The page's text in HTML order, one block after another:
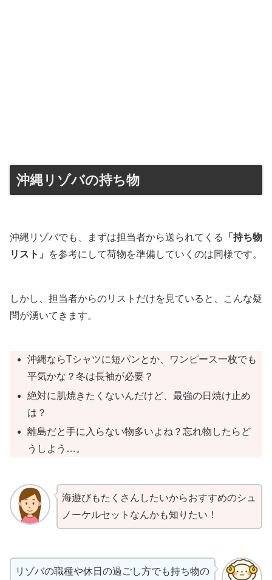
沖縄リゾバの持ち物
沖縄リゾバでも、まずは担当者から送られてくる
「持ち物
リスト」
を参考にして荷物を準備していくのは同様です。
しかし、担当者からのリストだけを見ていると、こんな疑
問が湧いてきます。
沖縄ならTシャツに短パンとか、ワンピース一枚でも
平気かな？冬は長袖が必要？
絶対に肌焼きたくないんだけど、最強の日焼け止め
は？
離島だと手に入らない物多いよね？忘れ物したらど
うしよう…。
海遊びもたくさんしたいからおすすめのシュ
ノーケルセットなんかも知りたい！
リゾバの職種や休日の過ごし方でも持ち物の